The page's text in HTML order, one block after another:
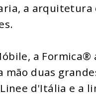
a arquitetura
a Formica®
mão duas
d'Itália e a